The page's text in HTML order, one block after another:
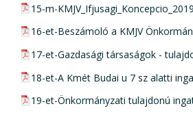
pdf csatolmány:
15-m-
pdf csatolmány:
16-et-Beszámoló a KMJV
pdf csatolmány:
17-et-Gazdasági társaságok -
pdf csatolmány:
18-et-A Kmét Budai u 7 sz alatti
pdf csatolmány:
19-et-Önkormányzati tulajdonú